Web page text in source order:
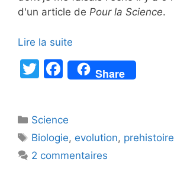
d'un article de Pour la Science.
Lire la suite
T
er
F
a
e
b
o
Share
Catégories
Science
Étiquettes
Biologie, evolution, prehistoire
2 commentaires